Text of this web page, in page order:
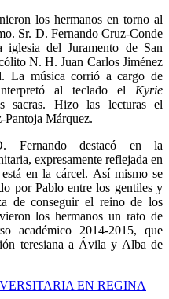
los hermanos en torno al
Sr. D. Fernando Cruz-Conde
del Juramento de San
N. H. Juan Carlos Jiménez
La música corrió a cargo de
al teclado el Kyrie
sacras. Hizo las lecturas el
Márquez.
Fernando destacó en la
expresamente reflejada en
en la cárcel. Así mismo se
por Pablo entre los gentiles y
de conseguir el reino de los
los hermanos un rato de
académico 2014-2015, que
teresiana a Ávila y Alba de
EN REGINA